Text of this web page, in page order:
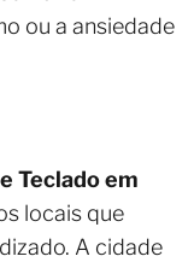
ou a ansiedade
Teclado em
locais que
A cidade